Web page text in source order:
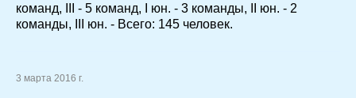
команд, III - 5 команд, I юн. - 3 команды, II юн. - 2
команды, III юн. - Всего: 145 человек.
3 марта 2016 г.